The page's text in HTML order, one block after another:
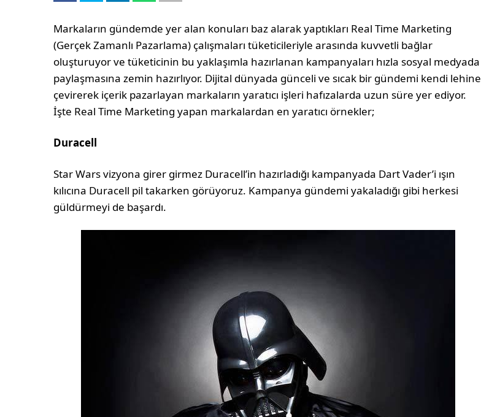
Markaların gündemde yer alan konuları baz alarak yaptıkları Real Time Marketing
(Gerçek Zamanlı Pazarlama) çalışmaları tüketicileriyle arasında kuvvetli bağlar
oluşturuyor ve tüketicinin bu yaklaşımla hazırlanan kampanyaları hızla sosyal medyada
paylaşmasına zemin hazırlıyor. Dijital dünyada günceli ve sıcak bir gündemi kendi lehine
çevirerek içerik pazarlayan markaların yaratıcı işleri hafızalarda uzun süre yer ediyor.
İşte Real Time Marketing yapan markalardan en yaratıcı örnekler;
Duracell
Star Wars vizyona girer girmez Duracell’in hazırladığı kampanyada Dart Vader’i ışın
kılıcına Duracell pil takarken görüyoruz. Kampanya gündemi yakaladığı gibi herkesi
güldürmeyi de başardı.